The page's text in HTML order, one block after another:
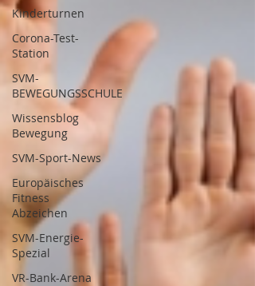
Kinderturnen
Corona-Test-
Station
SVM-
BEWEGUNGSSCHULE
Wissensblog
Bewegung
SVM-Sport-News
Europäisches
Fitness
Abzeichen
SVM-Energie-
Spezial
VR-Bank-Arena